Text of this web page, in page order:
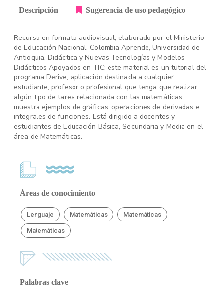
Descripción Sugerencia de uso pedagógico
Recurso en formato audiovisual, elaborado por el Ministerio
de Educación Nacional, Colombia Aprende, Universidad de
Antioquia, Didáctica y Nuevas Tecnologías y Modelos
Didácticos Apoyados en TIC; este material es un tutorial del
programa Derive, aplicación destinada a cualquier
estudiante, profesor o profesional que tenga que realizar
algún tipo de tarea relacionada con las matemáticas;
muestra ejemplos de gráficas, operaciones de derivadas e
integrales de funciones. Está dirigido a docentes y
estudiantes de Educación Básica, Secundaria y Media en el
área de Matemáticas.
Áreas de conocimiento
Lenguaje Matemáticas Matemáticas
Matemáticas
Palabras clave